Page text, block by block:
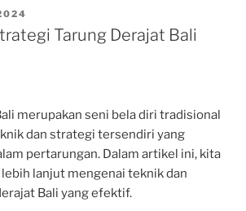
Tarung Derajat Bali
merupakan seni bela diri tradisional
dan strategi tersendiri yang
pertarungan. Dalam artikel ini, kita
lanjut mengenai teknik dan
Bali yang efektif.